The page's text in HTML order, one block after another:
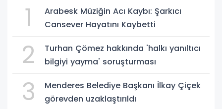
1
Arabesk Müziğin Acı Kaybı: Şarkıcı
Cansever Hayatını Kaybetti
2
Turhan Çömez hakkında 'halkı yanıltıcı
bilgiyi yayma' soruşturması
3
Menderes Belediye Başkanı İlkay Çiçek
görevden uzaklaştırıldı